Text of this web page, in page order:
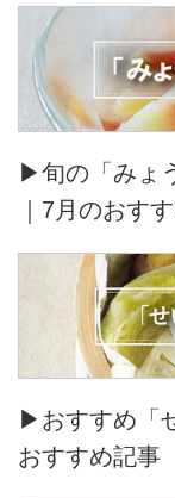
▶旬の「みょ
｜7月のおす
▶おすすめ「
おすすめ記事